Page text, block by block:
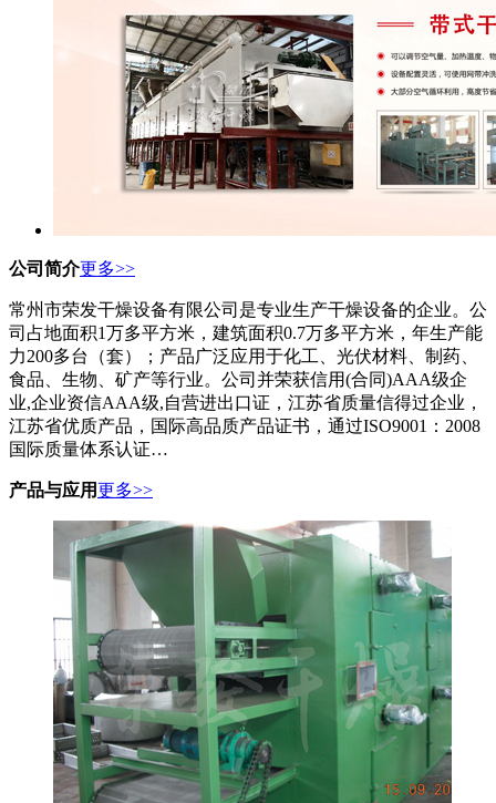
公司简介更多>>
常州市荣发干燥设备有限公司是专业生产干燥设备的企业。公
司占地面积1万多平方米，建筑面积0.7万多平方米，年生产能
力200多台（套）；产品广泛应用于化工、光伏材料、制药、
食品、生物、矿产等行业。公司并荣获信用(合同)AAA级企
业,企业资信AAA级,自营进出口证，江苏省质量信得过企业，
江苏省优质产品，国际高品质产品证书，通过ISO9001：2008
国际质量体系认证…
产品与应用更多>>